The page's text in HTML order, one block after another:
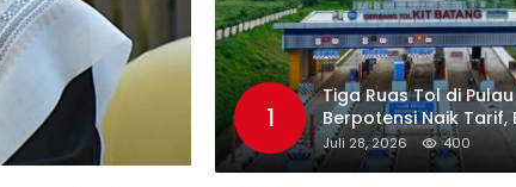
1
Tiga Ruas Tol di
Berpotensi Naik Tarif,
Tunggu Hasil Evaluasi
Standar Pelayanan
Juli 28, 2026 400